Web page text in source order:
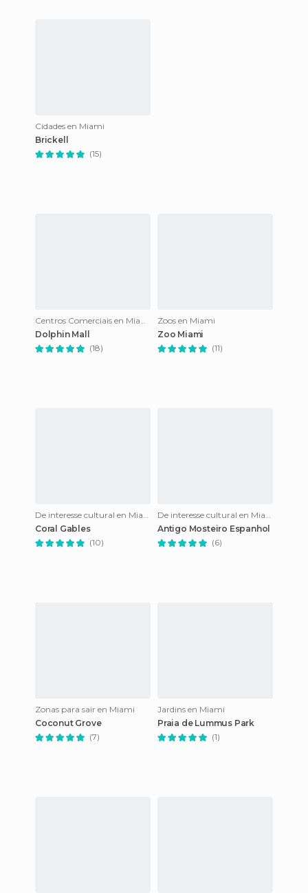
Cidades en Miami
Brickell
(15)
Centros Comerciais en Miami
Dolphin Mall
(18)
Zoos en Miami
Zoo Miami
(11)
De interesse cultural en Miami
Coral Gables
(10)
De interesse cultural en Miami
Antigo Mosteiro Espanhol
(6)
Zonas para sair en Miami
Coconut Grove
(7)
Jardins en Miami
Praia de Lummus Park
(1)